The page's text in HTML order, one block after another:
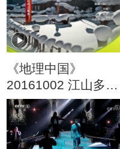
《地理中国》
20161002 江山多娇·
白山黑水